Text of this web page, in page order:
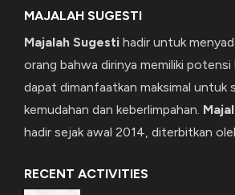
MAJALAH SUGESTI
Majalah Sugesti hadir untuk
orang bahwa dirinya memiliki potensi
dapat dimanfaatkan maksimal untuk
kemudahan dan keberlimpahan.
hadir sejak awal 2014, diterbitkan
RECENT ACTIVITIES